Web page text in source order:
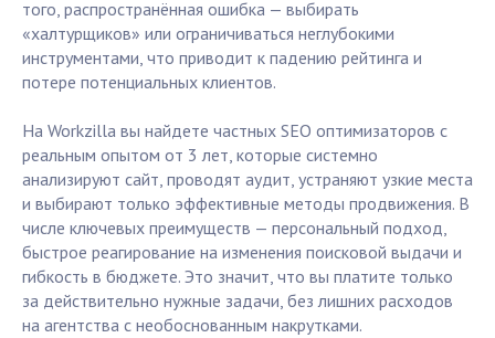
того, распространённая ошибка — выбирать
«халтурщиков» или ограничиваться неглубокими
инструментами, что приводит к падению рейтинга и
потере потенциальных клиентов.
На Workzilla вы найдете частных SEO оптимизаторов с
реальным опытом от 3 лет, которые системно
анализируют сайт, проводят аудит, устраняют узкие места
и выбирают только эффективные методы продвижения. В
числе ключевых преимуществ — персональный подход,
быстрое реагирование на изменения поисковой выдачи и
гибкость в бюджете. Это значит, что вы платите только
за действительно нужные задачи, без лишних расходов
на агентства с необоснованным накрутками.